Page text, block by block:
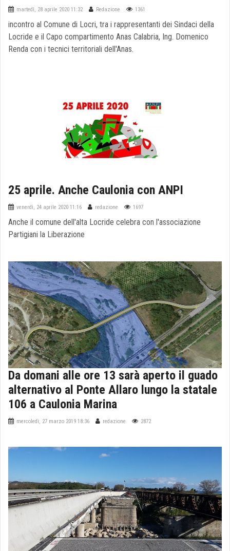
martedì, 28 aprile 2020 11:32 Redazione 1361
incontro al Comune di Locri, tra i rappresentanti dei Sindaci della
Locride e il Capo compartimento Anas Calabria, Ing. Domenico
Renda con i tecnici territoriali dell'Anas.
25 aprile. Anche Caulonia con ANPI
venerdì, 24 aprile 2020 11:16 redazione 1697
Anche il comune dell'alta Locride celebra con l'associazione
Partigiani la Liberazione
Da domani alle ore 13 sarà aperto il guado
alternativo al Ponte Allaro lungo la statale
106 a Caulonia Marina
mercoledì, 27 marzo 2019 18:36 redazione 2872